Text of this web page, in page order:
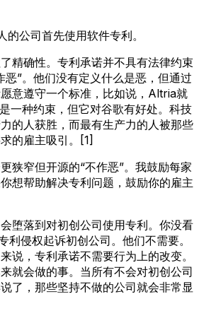
的公司首先使用软件专利。
精确性。专利承诺并不具有法律约束
恶”。他们没有定义什么是恶，但通过
意遵守一个标准，比如说，Altria就
一种约束，但它对谷歌有好处。科技
的人获胜，而最有生产力的人被那些
的雇主吸引。[1]
狭窄但开源的“不作恶”。我鼓励每家
想帮助解决专利问题，鼓励你的雇主
堕落到对初创公司使用专利。你没看
侵权起诉初创公司。他们不需要。
说，专利承诺不需要行为上的改变。
就会做的事。当所有不会对初创公司
了，那些坚持不做的公司就会非常显